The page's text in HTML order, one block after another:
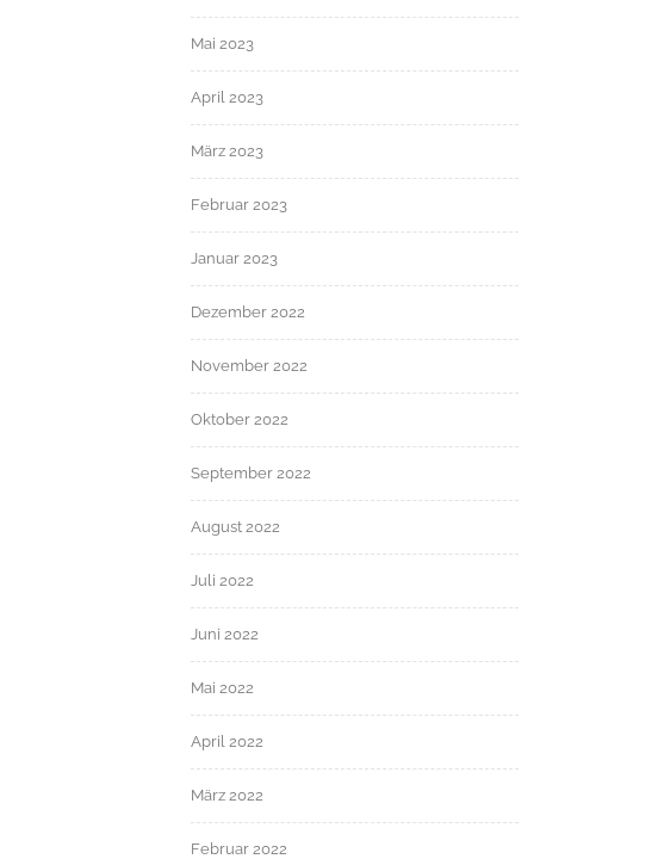
Mai 2023
April 2023
März 2023
Februar 2023
Januar 2023
Dezember 2022
November 2022
Oktober 2022
September 2022
August 2022
Juli 2022
Juni 2022
Mai 2022
April 2022
März 2022
Februar 2022